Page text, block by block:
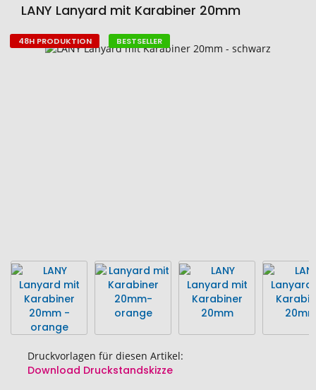
LANY Lanyard mit Karabiner 20mm
Zum
Druckvorlagen für diesen Artikel:
Download Druckstandskizze
48H PRODUKTION BESTSELLER